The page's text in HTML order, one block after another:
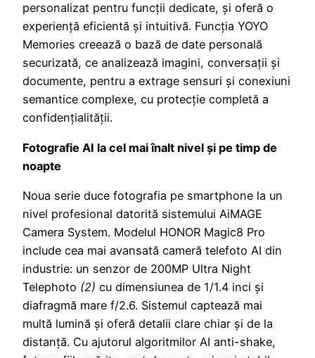
personalizat pentru funcții dedicate, și oferă o
experiență eficientă și intuitivă. Funcția YOYO
Memories creează o bază de date personală
securizată, ce analizează imagini, conversații și
documente, pentru a extrage sensuri și conexiuni
semantice complexe, cu protecție completă a
confidențialității.
Fotografie AI la cel mai înalt nivel și pe timp de
noapte
Noua serie duce fotografia pe smartphone la un
nivel profesional datorită sistemului AiMAGE
Camera System. Modelul HONOR Magic8 Pro
include cea mai avansată cameră telefoto AI din
industrie: un senzor de 200MP Ultra Night
Telephoto (2) cu dimensiunea de 1/1.4 inci și
diafragmă mare f/2.6. Sistemul captează mai
multă lumină și oferă detalii clare chiar și de la
distanță. Cu ajutorul algoritmilor AI anti-shake,